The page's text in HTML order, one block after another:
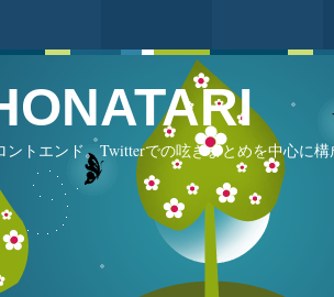
トエンド。Twitterでの呟きまとめを中心に構